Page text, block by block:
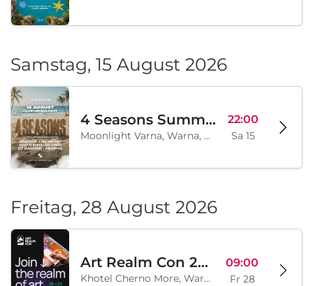
Samstag, 15 August 2026
4 Seasons Summer Edition
Moonlight Varna, Warna, BG
22:00
Sa 15
Freitag, 28 August 2026
Art Realm Con 2026
Khotel Cherno More, Warna, BG
09:00
Fr 28